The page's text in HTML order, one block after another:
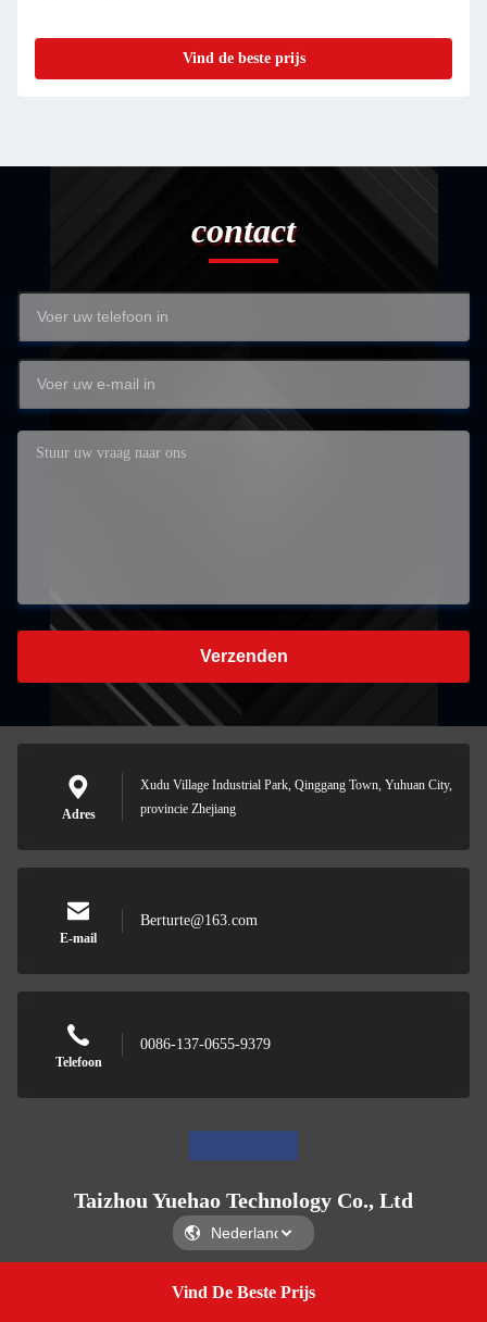
Vind De Beste Prijs
Vind de beste prijs
contact
Verzenden
Adres
Xudu Village Industrial Park, Qinggang Town, Yuhuan City,
provincie Zhejiang
E-mail
Berturte@163.com
Telefoon
0086-137-0655-9379
Taizhou Yuehao Technology Co., Ltd
Taizhou Yuehao Technology Co., Ltd
Get A Quote